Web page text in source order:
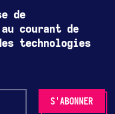
de
courant de
technologies